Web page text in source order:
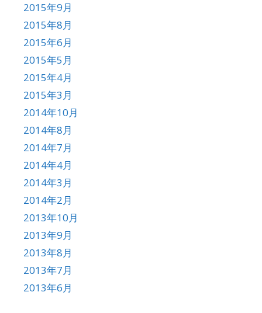
2015年9月
2015年8月
2015年6月
2015年5月
2015年4月
2015年3月
2014年10月
2014年8月
2014年7月
2014年4月
2014年3月
2014年2月
2013年10月
2013年9月
2013年8月
2013年7月
2013年6月